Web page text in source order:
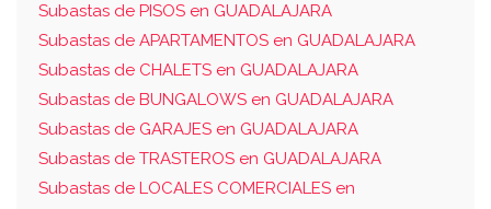
Subastas de PISOS en GUADALAJARA
Subastas de APARTAMENTOS en GUADALAJARA
Subastas de CHALETS en GUADALAJARA
Subastas de BUNGALOWS en GUADALAJARA
Subastas de GARAJES en GUADALAJARA
Subastas de TRASTEROS en GUADALAJARA
Subastas de LOCALES COMERCIALES en